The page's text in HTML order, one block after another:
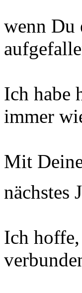
wenn Du
Ich habe
immer
Mit
nächstes
Ich